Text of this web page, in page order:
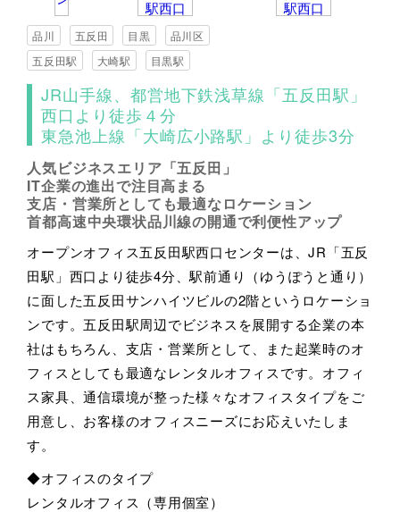
品川 五反田 目黒
品川区
五反田駅
大崎駅 目黒駅
JR山手線、都営地下鉄浅草線「五反田駅」
西口より徒歩４分
東急池上線「大崎広小路駅」より徒歩3分
人気ビジネスエリア「五反田」
IT企業の進出で注目高まる
支店・営業所としても最適なロケーション
首都高速中央環状品川線の開通で利便性アップ
オープンオフィス五反田駅西口センターは、JR「五反
田駅」西口より徒歩4分、駅前通り（ゆうぽうと通り）
に面した五反田サンハイツビルの2階というロケーショ
ンです。五反田駅周辺でビジネスを展開する企業の本
社はもちろん、支店・営業所として、また起業時のオ
フィスとしても最適なレンタルオフィスです。オフィ
ス家具、通信環境が整った様々なオフィスタイプをご
用意し、お客様のオフィスニーズにお応えいたしま
す。
◆オフィスのタイプ
レンタルオフィス（専用個室）